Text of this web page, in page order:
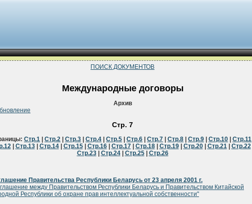
ПОИСК ДОКУМЕНТОВ
Международные договоры
Архив
Стр. 7
Стр.1 Стр.2 Стр.3 Стр.4 Стр.5 Стр.6 Стр.7 Стр.8 Стр.9 Стр.10 Стр.11
| Стр.13| Стр.14| Стр.15| Стр.16| Стр.17| Стр.18| Стр.19| Стр.20| Стр.21| Стр.22|
Стр.23| Стр.24| Стр.25| Стр.26
Правительства Республики Беларусь от 23 апреля 2001 г.
между Правительством Республики Беларусь и Правительством Китайской
Республики об охране прав интеллектуальной собственности"